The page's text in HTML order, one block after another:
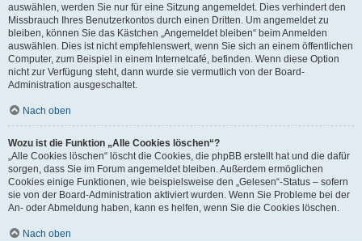
auswählen, werden Sie nur für eine Sitzung angemeldet. Dies verhindert den
Missbrauch Ihres Benutzerkontos durch einen Dritten. Um angemeldet zu
bleiben, können Sie das Kästchen „Angemeldet bleiben“ beim Anmelden
auswählen. Dies ist nicht empfehlenswert, wenn Sie sich an einem öffentlichen
Computer, zum Beispiel in einem Internetcafé, befinden. Wenn diese Option
nicht zur Verfügung steht, dann wurde sie vermutlich von der Board-
Administration ausgeschaltet.
Nach oben
Wozu ist die Funktion „Alle Cookies löschen“?
„Alle Cookies löschen“ löscht die Cookies, die phpBB erstellt hat und die dafür
sorgen, dass Sie im Forum angemeldet bleiben. Außerdem ermöglichen
Cookies einige Funktionen, wie beispielsweise den „Gelesen“-Status – sofern
sie von der Board-Administration aktiviert wurden. Wenn Sie Probleme bei der
An- oder Abmeldung haben, kann es helfen, wenn Sie die Cookies löschen.
Nach oben